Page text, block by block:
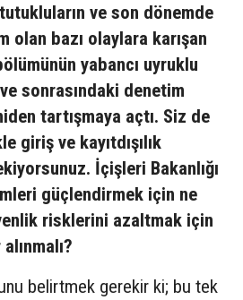
ve son dönemde
olan bazı olaylara karışan
yabancı uyruklu
sonrasındaki denetim
tartışmaya açtı. Siz de
giriş ve kayıtdışılık
İçişleri Bakanlığı
güçlendirmek için ne
risklerini azaltmak için
belirtmek gerekir ki; bu tek